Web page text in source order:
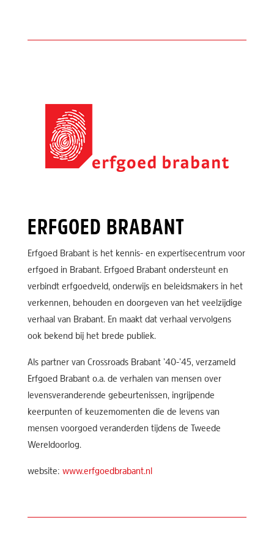
ERFGOED BRABANT
Erfgoed Brabant is het kennis- en expertisecentrum voor
erfgoed in Brabant. Erfgoed Brabant ondersteunt en
verbindt erfgoedveld, onderwijs en beleidsmakers in het
verkennen, behouden en doorgeven van het veelzijdige
verhaal van Brabant. En maakt dat verhaal vervolgens
ook bekend bij het brede publiek.
Als partner van Crossroads Brabant ’40-’45, verzameld
Erfgoed Brabant o.a. de verhalen van mensen over
levensveranderende gebeurtenissen, ingrijpende
keerpunten of keuzemomenten die de levens van
mensen voorgoed veranderden tijdens de Tweede
Wereldoorlog.
website: www.erfgoedbrabant.nl